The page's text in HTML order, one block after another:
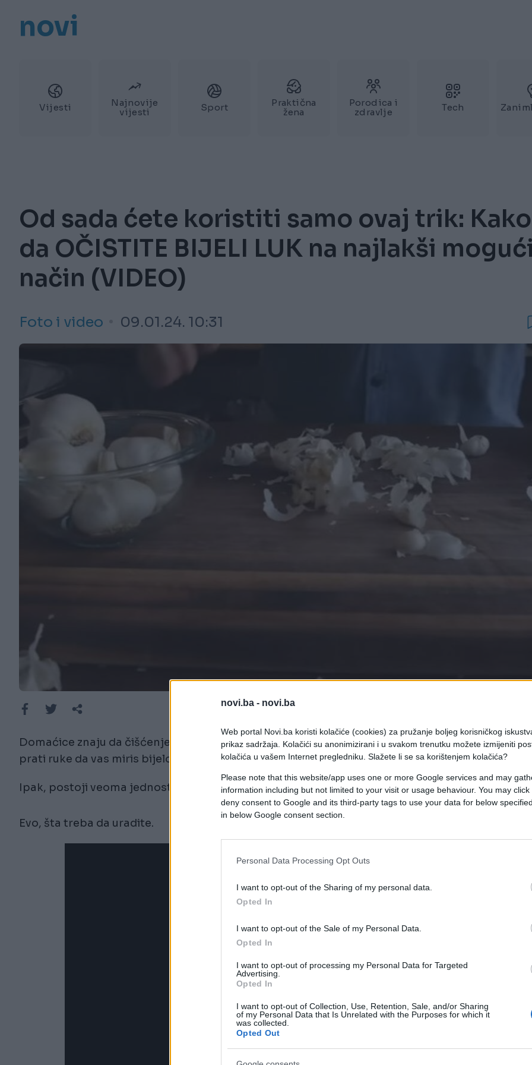
novi.ba - novi.ba
Web portal Novi.ba koristi kolačiće (cookies) za pružanje boljeg korisničkog
prikaz sadržaja. Kolačići su anonimizirani i u svakom trenutku možete izmijeniti
kolačića u vašem Internet pregledniku. Slažete li se sa korištenjem kolačića?
Please note that this website/app uses one or more Google services and may
information including but not limited to your visit or usage behaviour. You may
deny consent to Google and its third-party tags to use your data for below
in below Google consent section.
Personal Data Processing Opt Outs
I want to opt-out of the Sharing of my personal data.
Opted In
I want to opt-out of the Sale of my Personal Data.
Opted In
I want to opt-out of processing my Personal Data for Targeted
Advertising.
Opted In
I want to opt-out of Collection, Use, Retention, Sale, and/or Sharing
of my Personal Data that Is Unrelated with the Purposes for which it
was collected.
Opted Out
novi
Vijesti
Najnovije
vijesti
Sport
Praktična
žena
Porodica i
zdravlje
Tech
Od sada ćete koristiti samo ovaj trik: Kako
da OČISTITE BIJELI LUK na najlakši
način (VIDEO)
Foto i video 09.01.24. 10:31
Domaćice znaju da čišćenje bijelog luka nije baš prijatan posao. Poslije toga treba duže
prati ruke da vas miris bijelog luka ne bi pratio tokom dana.
Ipak, postoji veoma jednostavan način da očistite cijelu glavicu bijelog luka za nekoliko
Evo, šta treba da uradite.